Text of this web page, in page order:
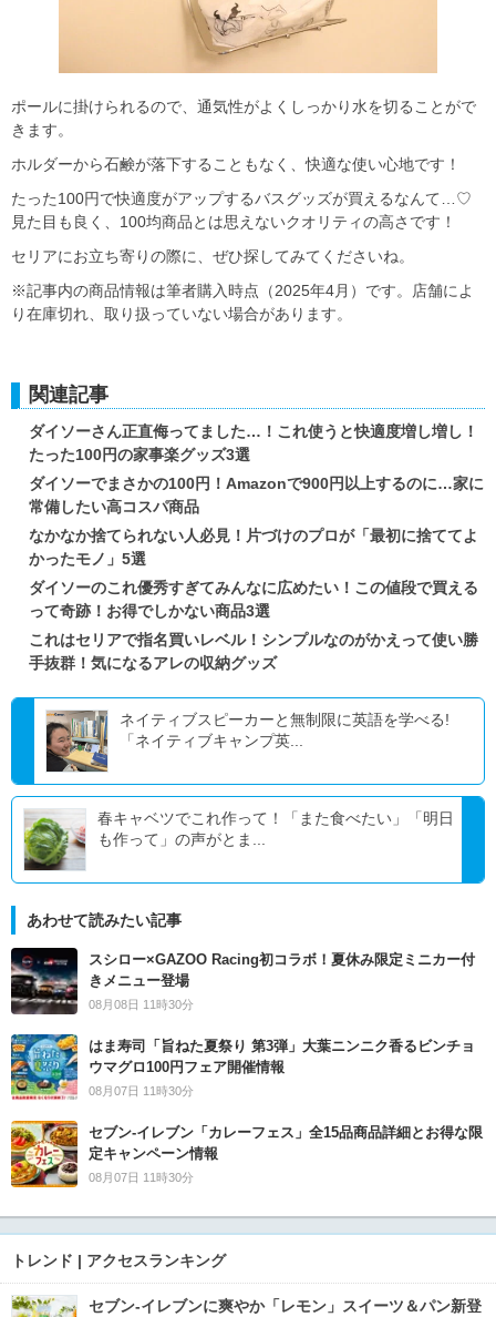
ポールに掛けられるので、通気性がよくしっかり水を切ることがで
きます。
ホルダーから石鹸が落下することもなく、快適な使い心地です！
たった100円で快適度がアップするバスグッズが買えるなんて…♡
見た目も良く、100均商品とは思えないクオリティの高さです！
セリアにお立ち寄りの際に、ぜひ探してみてくださいね。
※記事内の商品情報は筆者購入時点（2025年4月）です。店舗によ
り在庫切れ、取り扱っていない場合があります。
関連記事
ダイソーさん正直侮ってました…！これ使うと快適度増し増し！
たった100円の家事楽グッズ3選
ダイソーでまさかの100円！Amazonで900円以上するのに…家に
常備したい高コスパ商品
なかなか捨てられない人必見！片づけのプロが「最初に捨ててよ
かったモノ」5選
ダイソーのこれ優秀すぎてみんなに広めたい！この値段で買える
って奇跡！お得でしかない商品3選
これはセリアで指名買いレベル！シンプルなのがかえって使い勝
手抜群！気になるアレの収納グッズ
ネイティブスピーカーと無制限に英語を学べる!
「ネイティブキャンプ英...
春キャベツでこれ作って！「また食べたい」「明日
も作って」の声がとま...
あわせて読みたい記事
スシロー×GAZOO Racing初コラボ！夏休み限定ミニカー付
きメニュー登場
08月08日 11時30分
はま寿司「旨ねた夏祭り 第3弾」大葉ニンニク香るビンチョ
ウマグロ100円フェア開催情報
08月07日 11時30分
セブン‐イレブン「カレーフェス」全15品商品詳細とお得な限
定キャンペーン情報
08月07日 11時30分
トレンド | アクセスランキング
セブン‐イレブンに爽やか「レモン」スイーツ＆パン新登